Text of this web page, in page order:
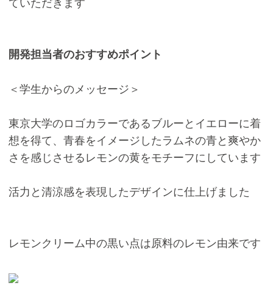
開発担当者のおすすめポイント
＜学生からのメッセージ＞
東京大学のロゴカラーであるブルーとイエローに着
想を得て、青春をイメージしたラムネの青と爽やか
さを感じさせるレモンの黄をモチーフにしています
活力と清涼感を表現したデザインに仕上げました
レモンクリーム中の黒い点は原料のレモン由来です